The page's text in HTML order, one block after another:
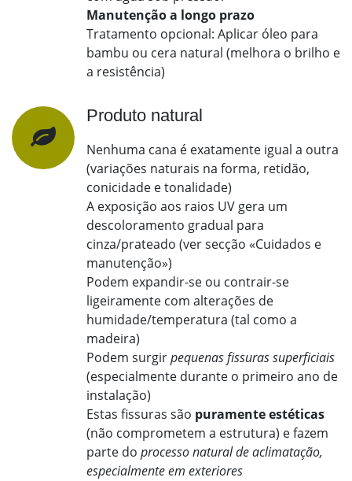
Manutenção a longo prazo
Tratamento opcional: Aplicar óleo para
bambu ou cera natural (melhora o brilho e
a resistência)
Produto natural
Nenhuma cana é exatamente igual a outra
(variações naturais na forma, retidão,
conicidade e tonalidade)
A exposição aos raios UV gera um
descoloramento gradual para
cinza/prateado (ver secção «Cuidados e
manutenção»)
Podem expandir-se ou contrair-se
ligeiramente com alterações de
humidade/temperatura (tal como a
madeira)
Podem surgirpequenas fissuras superficiais
(especialmente durante o primeiro ano de
instalação)
Estas fissuras são puramente estéticas
(não comprometem a estrutura) e fazem
parte do processo natural de aclimatação,
especialmente em exteriores